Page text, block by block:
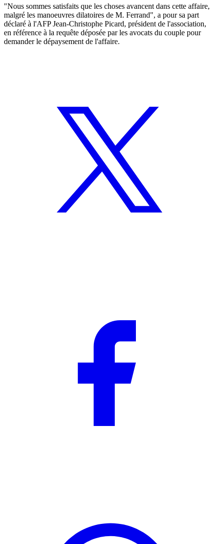
"Nous sommes satisfaits que les choses avancent dans cette affaire,
malgré les manoeuvres dilatoires de M. Ferrand", a pour sa part
déclaré à l'AFP Jean-Christophe Picard, président de l'association,
en référence à la requête déposée par les avocats du couple pour
demander le dépaysement de l'affaire.